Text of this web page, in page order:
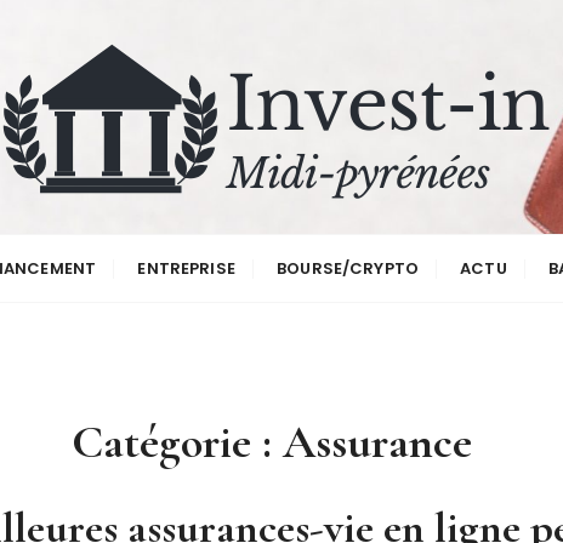
ENTREPRISE BOURSE/CRYPTO ACTU
Catégorie :Assurance
assurances-vie en ligne